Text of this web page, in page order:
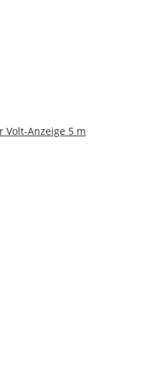
Volt-Anzeige 5 m